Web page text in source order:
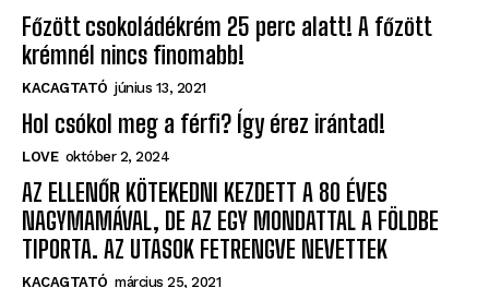
Főzött csokoládékrém 25 perc alatt! A főzött
krémnél nincs finomabb!
KACAGTATÓ június 13, 2021
Hol csókol meg a férfi? Így érez irántad!
LOVE október 2, 2024
AZ ELLENŐR KÖTEKEDNI KEZDETT A 80 ÉVES
NAGYMAMÁVAL, DE AZ EGY MONDATTAL A FÖLDBE
TIPORTA. AZ UTASOK FETRENGVE NEVETTEK
KACAGTATÓ március 25, 2021